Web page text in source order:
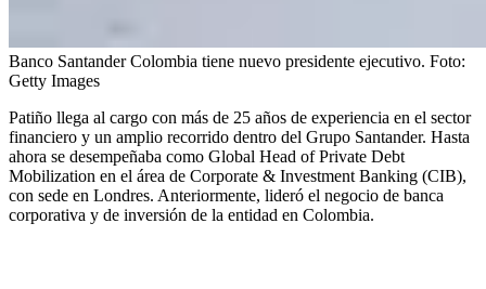
Banco Santander Colombia tiene nuevo presidente ejecutivo. Foto:
Getty Images
Patiño llega al cargo con más de 25 años de experiencia en el sector
financiero y un amplio recorrido dentro del Grupo Santander. Hasta
ahora se desempeñaba como Global Head of Private Debt
Mobilization en el área de Corporate & Investment Banking (CIB),
con sede en Londres. Anteriormente, lideró el negocio de banca
corporativa y de inversión de la entidad en Colombia.